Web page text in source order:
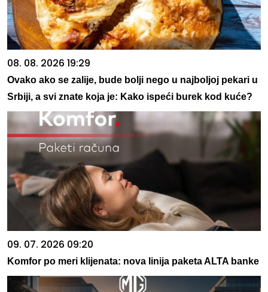
08. 08. 2026 19:29
Ovako ako se zalije, bude bolji nego u najboljoj pekari u
Srbiji, a svi znate koja je: Kako ispeći burek kod kuće?
09. 07. 2026 09:20
Komfor po meri klijenata: nova linija paketa ALTA banke